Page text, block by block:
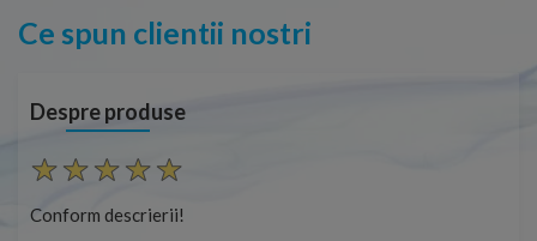
Ce spun clientii nostri
Despre produse
Conform descrierii!